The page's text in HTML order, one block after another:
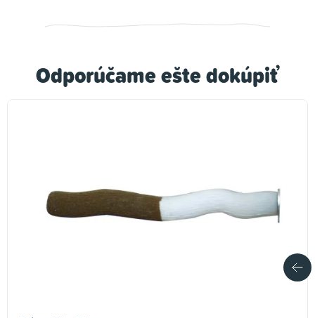
Odporúčame ešte dokúpiť